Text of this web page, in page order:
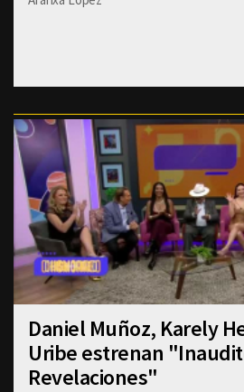
Daniel Muñoz, Karely
Uribe estrenan
Revelaciones"